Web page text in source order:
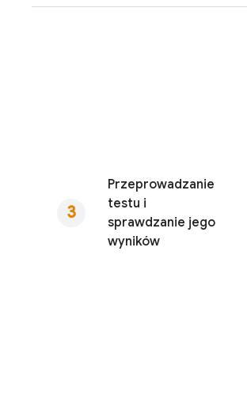
Przeprowadzanie
testu i
sprawdzanie jego
wyników